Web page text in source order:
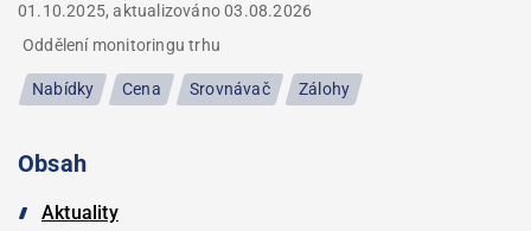
01.10.2025, aktualizováno03.08.2026
Oddělení monitoringu trhu
Nabídky Cena Srovnávač Zálohy
Obsah
Aktuality